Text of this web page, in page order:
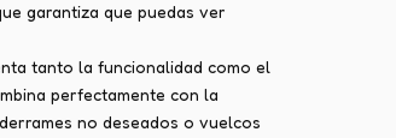
garantiza que puedas ver
tanto la funcionalidad como el
perfectamente con la
no deseados o vuelcos